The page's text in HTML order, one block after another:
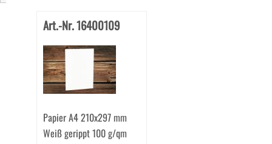
Art.-Nr. 16400109
Papier A4 210x297 mm
Weiß gerippt 100 g/qm